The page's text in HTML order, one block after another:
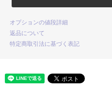
オプションの値段詳細
返品について
特定商取引法に基づく表記